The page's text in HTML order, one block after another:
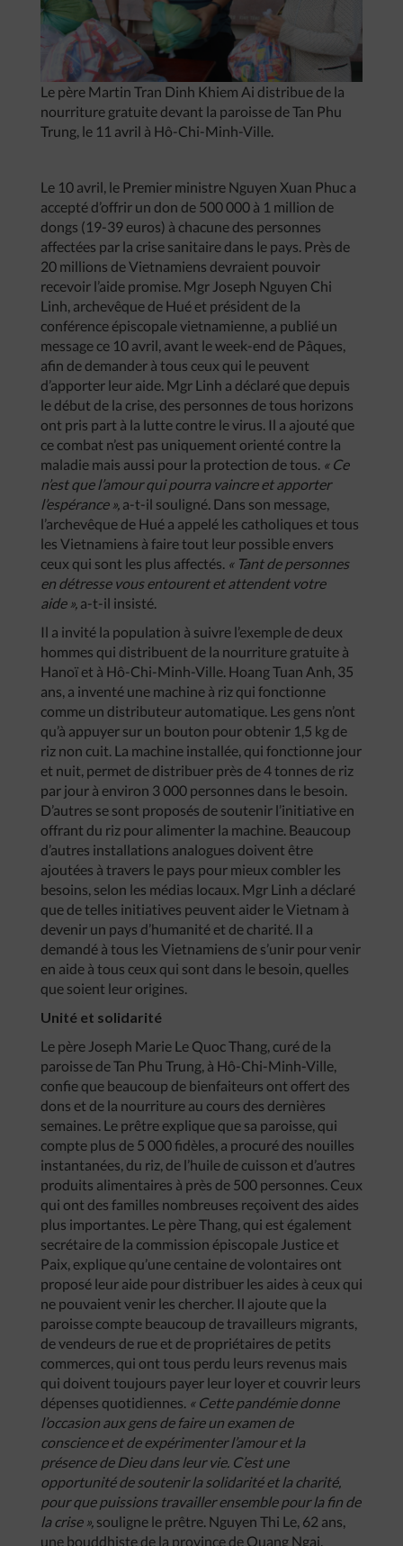
Le père Martin Tran Dinh Khiem Ai distribue de la
nourriture gratuite devant la paroisse de Tan Phu
Trung, le 11 avril à Hô-Chi-Minh-Ville.
Le 10 avril, le Premier ministre Nguyen Xuan Phuc a
accepté d’offrir un don de 500 000 à 1 million de
dongs (19-39 euros) à chacune des personnes
affectées par la crise sanitaire dans le pays. Près de
20 millions de Vietnamiens devraient pouvoir
recevoir l’aide promise. Mgr Joseph Nguyen Chi
Linh, archevêque de Hué et président de la
conférence épiscopale vietnamienne, a publié un
message ce 10 avril, avant le week-end de Pâques,
afin de demander à tous ceux qui le peuvent
d’apporter leur aide. Mgr Linh a déclaré que depuis
le début de la crise, des personnes de tous horizons
ont pris part à la lutte contre le virus. Il a ajouté que
ce combat n’est pas uniquement orienté contre la
maladie mais aussi pour la protection de tous. « Ce
n’est que l’amour qui pourra vaincre et apporter
l’espérance », a-t-il souligné. Dans son message,
l’archevêque de Hué a appelé les catholiques et tous
les Vietnamiens à faire tout leur possible envers
ceux qui sont les plus affectés. « Tant de personnes
en détresse vous entourent et attendent votre
aide », a-t-il insisté.
Il a invité la population à suivre l’exemple de deux
hommes qui distribuent de la nourriture gratuite à
Hanoï et à Hô-Chi-Minh-Ville. Hoang Tuan Anh, 35
ans, a inventé une machine à riz qui fonctionne
comme un distributeur automatique. Les gens n’ont
qu’à appuyer sur un bouton pour obtenir 1,5 kg de
riz non cuit. La machine installée, qui fonctionne jour
et nuit, permet de distribuer près de 4 tonnes de riz
par jour à environ 3 000 personnes dans le besoin.
D’autres se sont proposés de soutenir l’initiative en
offrant du riz pour alimenter la machine. Beaucoup
d’autres installations analogues doivent être
ajoutées à travers le pays pour mieux combler les
besoins, selon les médias locaux. Mgr Linh a déclaré
que de telles initiatives peuvent aider le Vietnam à
devenir un pays d’humanité et de charité. Il a
demandé à tous les Vietnamiens de s’unir pour venir
en aide à tous ceux qui sont dans le besoin, quelles
que soient leur origines.
Unité et solidarité
Le père Joseph Marie Le Quoc Thang, curé de la
paroisse de Tan Phu Trung, à Hô-Chi-Minh-Ville,
confie que beaucoup de bienfaiteurs ont offert des
dons et de la nourriture au cours des dernières
semaines. Le prêtre explique que sa paroisse, qui
compte plus de 5 000 fidèles, a procuré des nouilles
instantanées, du riz, de l’huile de cuisson et d’autres
produits alimentaires à près de 500 personnes. Ceux
qui ont des familles nombreuses reçoivent des aides
plus importantes. Le père Thang, qui est également
secrétaire de la commission épiscopale Justice et
Paix, explique qu’une centaine de volontaires ont
proposé leur aide pour distribuer les aides à ceux qui
ne pouvaient venir les chercher. Il ajoute que la
paroisse compte beaucoup de travailleurs migrants,
de vendeurs de rue et de propriétaires de petits
commerces, qui ont tous perdu leurs revenus mais
qui doivent toujours payer leur loyer et couvrir leurs
dépenses quotidiennes. « Cette pandémie donne
l’occasion aux gens de faire un examen de
conscience et de expérimenter l’amour et la
présence de Dieu dans leur vie. C’est une
opportunité de soutenir la solidarité et la charité,
pour que puissions travailler ensemble pour la fin de
la crise », souligne le prêtre. Nguyen Thi Le, 62 ans,
une bouddhiste de la province de Quang Ngai,